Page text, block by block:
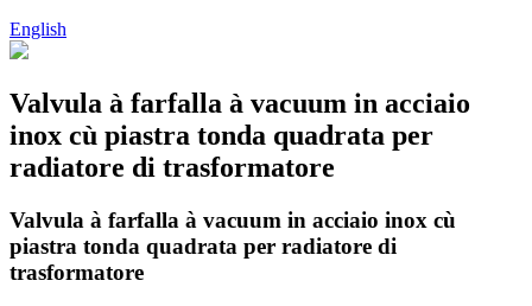
English
Valvula à farfalla à vacuum in acciaio
inox cù piastra tonda quadrata per
radiatore di trasformatore
Valvula à farfalla à vacuum in acciaio inox cù
piastra tonda quadrata per radiatore di
trasformatore